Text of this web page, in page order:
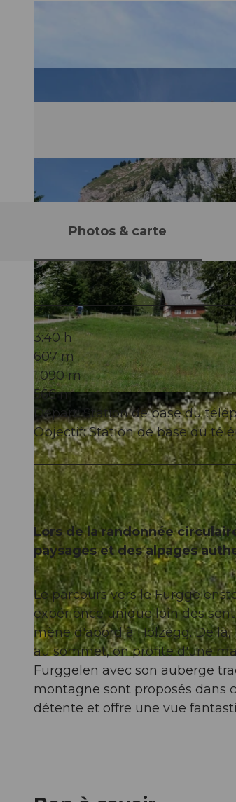
© Einsiedeln-Ybrig-Zürichsee Tourismus
Photos & carte
3:40 h
607 m
1.090 m
566 m
Départ: Station de base du
Objectif: Station de base du
Lors de la randonnée
paysages et des alpages
Le parcours vers le
expérience unique loin des
mène d'abord à Holzegg. De
au sommet, on profite d'une
Furggelen avec son auberge
montagne sont proposés dans
détente et offre une vue